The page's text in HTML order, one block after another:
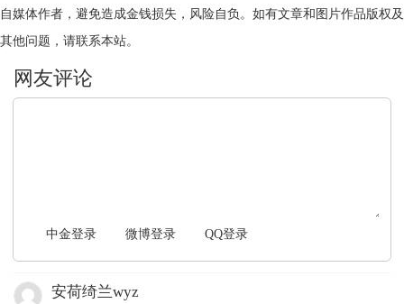
自媒体作者，避免造成金钱损失，风险自负。如有文章和图片作品版权及
其他问题，请联系本站。
中金登录 微博登录 QQ登录
安荷绮兰wyz